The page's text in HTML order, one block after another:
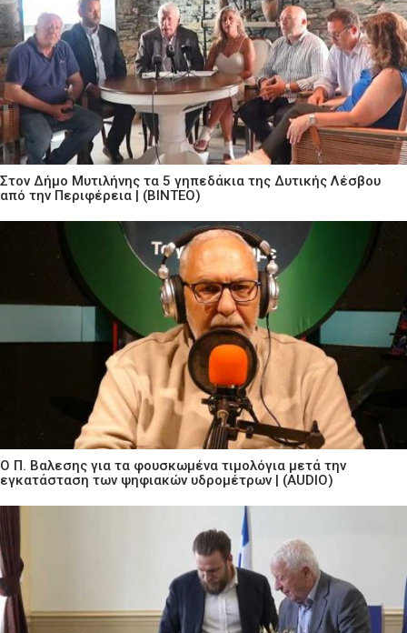
Στον Δήμο Μυτιλήνης τα 5 γηπεδάκια της Δυτικής Λέσβου
από την Περιφέρεια | (ΒΙΝΤΕΟ)
Ο Π. Βαλεσης για τα φουσκωμένα τιμολόγια μετά την
εγκατάσταση των ψηφιακών υδρομέτρων | (AUDIO)